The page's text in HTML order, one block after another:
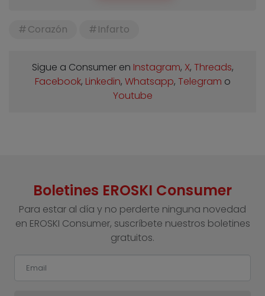
Corazón Infarto
Sigue a Consumer en Instagram, X, Threads,
Facebook, Linkedin, Whatsapp, Telegram o
Youtube
Boletines EROSKI Consumer
Para estar al día y no perderte ninguna novedad
en EROSKI Consumer, suscríbete nuestros boletines
gratuitos.